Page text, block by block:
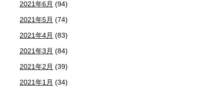
2021年6月 (94)
2021年5月 (74)
2021年4月 (83)
2021年3月 (84)
2021年2月 (39)
2021年1月 (34)